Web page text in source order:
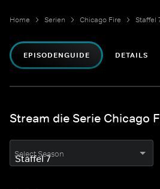
Home Serien Chicago Fire Staffel
EPISODENGUIDE DETAILS
Stream die Serie Chicago
Select Season